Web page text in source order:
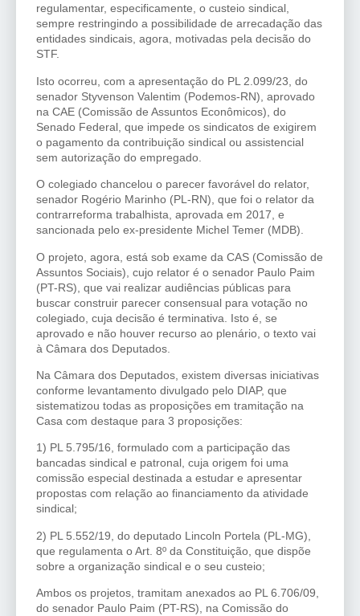
regulamentar, especificamente, o custeio sindical,
sempre restringindo a possibilidade de arrecadação das
entidades sindicais, agora, motivadas pela decisão do
STF.
Isto ocorreu, com a apresentação do PL 2.099/23, do
senador Styvenson Valentim (Podemos-RN), aprovado
na CAE (Comissão de Assuntos Econômicos), do
Senado Federal, que impede os sindicatos de exigirem
o pagamento da contribuição sindical ou assistencial
sem autorização do empregado.
O colegiado chancelou o parecer favorável do relator,
senador Rogério Marinho (PL-RN), que foi o relator da
contrarreforma trabalhista, aprovada em 2017, e
sancionada pelo ex-presidente Michel Temer (MDB).
O projeto, agora, está sob exame da CAS (Comissão de
Assuntos Sociais), cujo relator é o senador Paulo Paim
(PT-RS), que vai realizar audiências públicas para
buscar construir parecer consensual para votação no
colegiado, cuja decisão é terminativa. Isto é, se
aprovado e não houver recurso ao plenário, o texto vai
à Câmara dos Deputados.
Na Câmara dos Deputados, existem diversas iniciativas
conforme levantamento divulgado pelo DIAP, que
sistematizou todas as proposições em tramitação na
Casa com destaque para 3 proposições:
1) PL 5.795/16, formulado com a participação das
bancadas sindical e patronal, cuja origem foi uma
comissão especial destinada a estudar e apresentar
propostas com relação ao financiamento da atividade
sindical;
2) PL 5.552/19, do deputado Lincoln Portela (PL-MG),
que regulamenta o Art. 8º da Constituição, que dispõe
sobre a organização sindical e o seu custeio;
Ambos os projetos, tramitam anexados ao PL 6.706/09,
do senador Paulo Paim (PT-RS), na Comissão do